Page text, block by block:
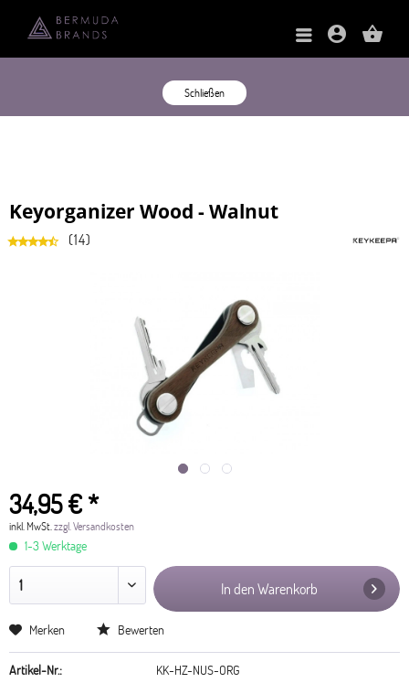
account_circle shopping_basket
Schließen
Keyorganizer Wood - Walnut
(14)
34,95 € *
inkl. MwSt. zzgl. Versandkosten
1-3 Werktage
In den Warenkorb
Merken Bewerten
Artikel-Nr.: KK-HZ-NUS-ORG